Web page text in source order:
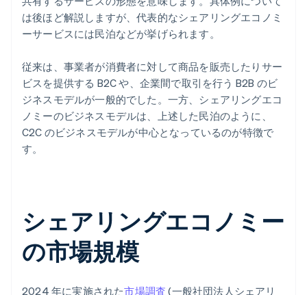
は後ほど解説しますが、代表的なシェアリングエコノミ
ーサービスには民泊などが挙げられます。
従来は、事業者が消費者に対して商品を販売したりサー
ビスを提供する B2C や、企業間で取引を行う B2B のビ
ジネスモデルが一般的でした。一方、シェアリングエコ
ノミーのビジネスモデルは、上述した民泊のように、
C2C のビジネスモデルが中心となっているのが特徴で
す。
シェアリングエコノミー
の市場規模
2024 年に実施された市場調査 (一般社団法人シェアリ